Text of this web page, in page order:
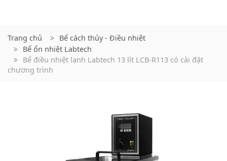
Trang chủ
Bể cách thủy - Điều nhiệt
Bể ổn nhiệt Labtech
Bể điều nhiệt lạnh Labtech 13 lít LCB-R113 có cài đặt
chương trình